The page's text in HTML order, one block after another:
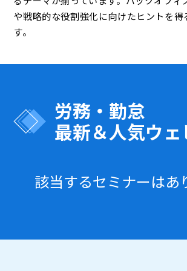
や戦略的な役割強化に向けたヒントを得
す。
労務・勤怠
最新＆人気ウェ
該当するセミナーはあ